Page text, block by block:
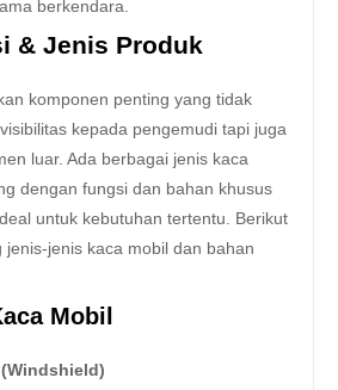
berkendara.
& Jenis Produk
komponen penting yang tidak
kepada pengemudi tapi juga
luar. Ada berbagai jenis kaca
dengan fungsi dan bahan khusus
untuk kebutuhan tertentu. Berikut
jenis-jenis kaca mobil dan bahan
Mobil
(Windshield)